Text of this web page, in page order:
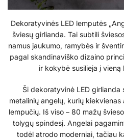
Dekoratyvinės LED lemputės
šviesų girlianda. Tai subtili
namus jaukumo, ramybės ir
pagal skandinaviško dizaino
ir kokybė susilieja į vieną
Ši dekoratyvinė LED
metalinių angelų, kurių
lempučių. Iš viso – 80 mažų
tolygų spindesį. Angelai
todėl atrodo moderniai, tačiau